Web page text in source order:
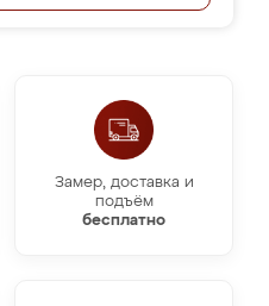
Замер, доставка и
подъём
бесплатно